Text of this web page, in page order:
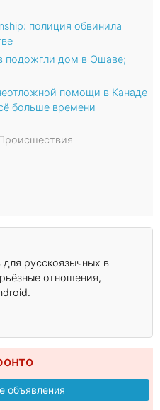
полиция обвинила
подожгли дом в Ошаве;
помощи в Канаде
больше времени
русскоязычных в
отношения,
объявления